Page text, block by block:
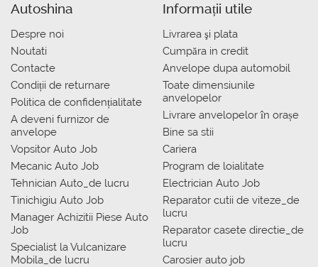
Autoshina
Despre noi
Noutati
Contacte
Condiții de returnare
Politica de confidențialitate
A deveni furnizor de
anvelope
Vopsitor Auto Job
Mecanic Auto Job
Tehnician Auto_de lucru
Tinichigiu Auto Job
Manager Achizitii Piese Auto
Job
Specialist la Vulcanizare
Mobila_de lucru
Informații utile
Livrarea şi plata
Сumpăra in credit
Anvelope dupa automobil
Toate dimensiunile
anvelopelor
Livrare anvelopelor în orașe
Bine sa stii
Cariera
Program de loialitate
Electrician Auto Job
Reparator cutii de viteze_de
lucru
Reparator casete directie_de
lucru
Carosier auto job